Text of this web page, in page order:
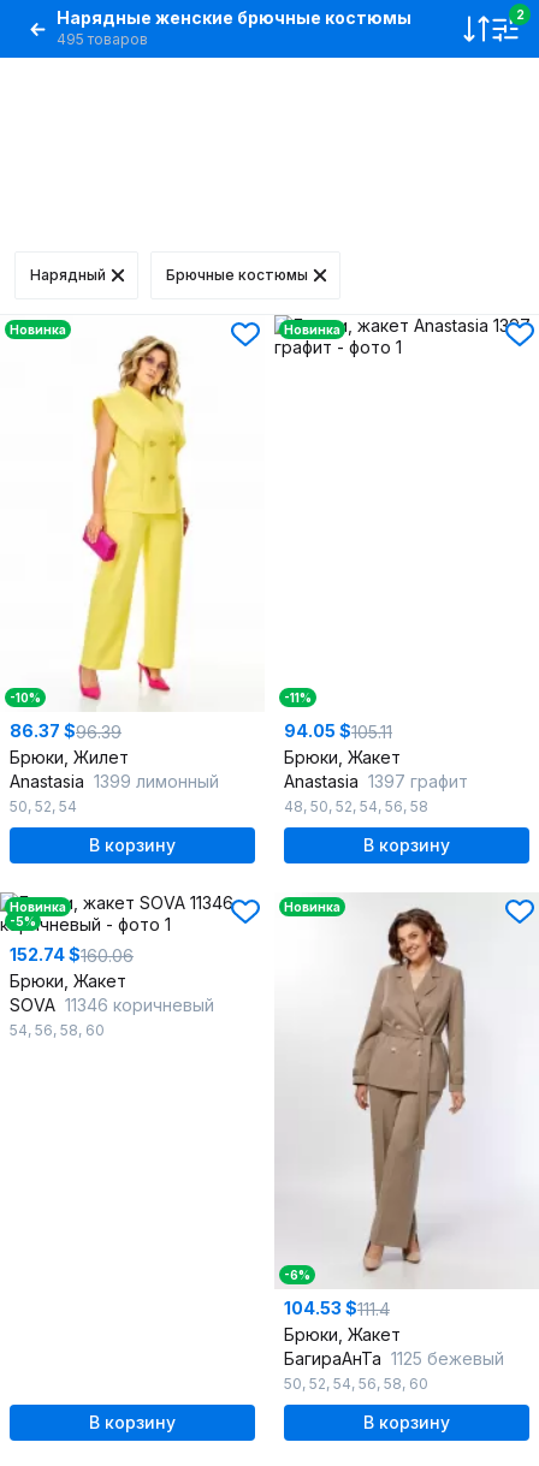
Нарядные женские брючные костюмы
495 товаров
2
Нарядный Брючные костюмы
Новинка
-10%
86.37 $96.39
Брюки, Жилет
Anastasia 1399 лимонный
50, 52, 54
В корзину
Новинка
-11%
94.05 $105.11
Брюки, Жакет
Anastasia 1397 графит
48, 50, 52, 54, 56, 58
В корзину
Новинка
-5%
152.74 $160.06
Брюки, Жакет
SOVA 11346 коричневый
54, 56, 58, 60
В корзину
Новинка
-6%
104.53 $111.4
Брюки, Жакет
БагираАнТа 1125 бежевый
50, 52, 54, 56, 58, 60
В корзину